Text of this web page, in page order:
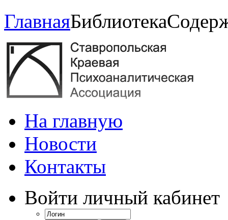
ГлавнаяБиблиотека
На главную
Новости
Контакты
Войти личный кабинет